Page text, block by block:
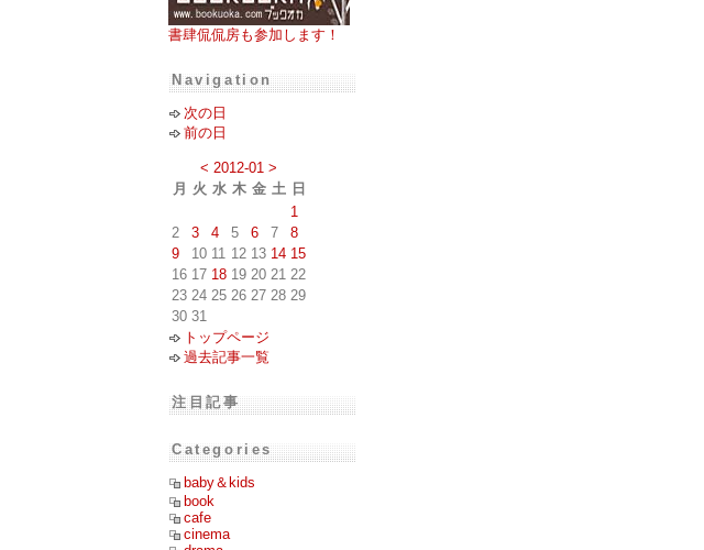
書肆侃侃房も参加します！
Navigation
次の日
前の日
< 2012-01 >
月
火 水 木 金 土 日
1
2
3 4 5 6 7
8
9
10 11 12 13 14 15
16 17 18 19 20 21 22
23 24 25 26 27 28 29
30 31
トップページ
過去記事一覧
注目記事
Categories
baby＆kids
book
cafe
cinema